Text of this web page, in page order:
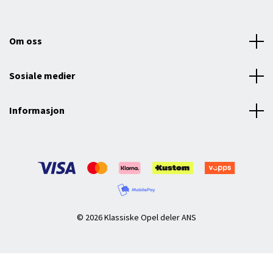
Om oss
Sosiale medier
Informasjon
© 2026 Klassiske Opel deler ANS